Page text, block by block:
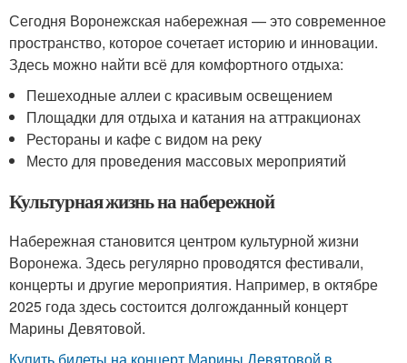
Сегодня Воронежская набережная — это современное
пространство, которое сочетает историю и инновации.
Здесь можно найти всё для комфортного отдыха:
Пешеходные аллеи с красивым освещением
Площадки для отдыха и катания на аттракционах
Рестораны и кафе с видом на реку
Место для проведения массовых мероприятий
Культурная жизнь на набережной
Набережная становится центром культурной жизни
Воронежа. Здесь регулярно проводятся фестивали,
концерты и другие мероприятия. Например, в октябре
2025 года здесь состоится долгожданный концерт
Марины Девятовой.